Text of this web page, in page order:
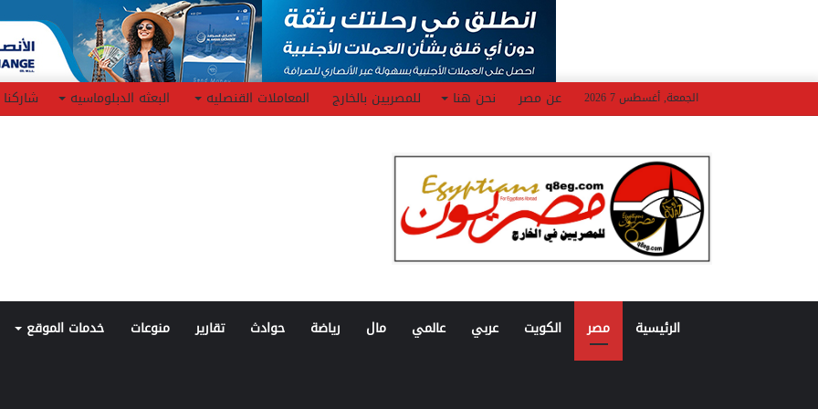
الجمعة, أغسطس 7 2026 عن مصر نحن هنا للمصريين بالخارج المعاملات القنصليه البعثه الدبلوماسيه شاركنا
الرئيسية مصر الكويت عربي عالمي مال رياضة حوادث تقارير منوعات خدمات الموقع